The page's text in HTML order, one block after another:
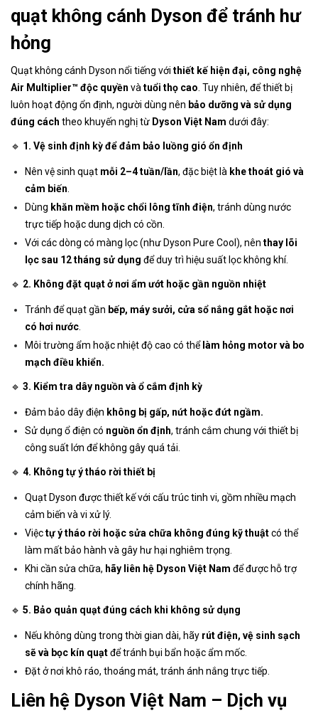
quạt không cánh Dyson để tránh hư
hỏng
Quạt không cánh Dyson nổi tiếng với thiết kế hiện đại, công nghệ
Air Multiplier™ độc quyền và tuổi thọ cao . Tuy nhiên, để thiết bị
luôn hoạt động ổn định, người dùng nên bảo dưỡng và sử dụng
đúng cách theo khuyến nghị từ Dyson Việt Nam dưới đây:
🔹 1. Vệ sinh định kỳ để đảm bảo luồng gió ổn định
Nên vệ sinh quạt mỗi 2–4 tuần/lần, đặc biệt là khe thoát gió và
cảm biến
Dùng khăn mềm hoặc chổi lông tĩnh điện, tránh dùng nước
trực tiếp hoặc dung dịch có cồn.
Với các dòng có màng lọc (như Dyson Pure Cool), nên thay lõi
lọc sau 12 tháng sử dụng để duy trì hiệu suất lọc không khí.
🔹 2. Không đặt quạt ở nơi ẩm ướt hoặc gần nguồn nhiệt
Tránh để quạt gần bếp, máy sưởi, cửa sổ nắng gắt hoặc nơi
có hơi nước
Môi trường ẩm hoặc nhiệt độ cao có thểlàm hỏng motor và bo
mạch điều khiển.
🔹 3. Kiểm tra dây nguồn và ổ cắm định kỳ
Đảm bảo dây điện không bị gấp, nứt hoặc đứt ngầm.
Sử dụng ổ điện có nguồn ổn định, tránh cắm chung với thiết bị
công suất lớn để không gây quá tải.
🔹 4. Không tự ý tháo rời thiết bị
Quạt Dyson được thiết kế với cấu trúc tinh vi, gồm nhiều mạch
cảm biến và vi xử lý.
Việctự ý tháo rời hoặc sửa chữa không đúng kỹ thuậtcó thể
làm mất bảo hành và gây hư hại nghiêm trọng.
Khi cần sửa chữa, hãy liên hệ Dyson Việt Nam để được hỗ trợ
chính hãng.
🔹 5. Bảo quản quạt đúng cách khi không sử dụng
Nếu không dùng trong thời gian dài, hãy rút điện, vệ sinh sạch
sẽ và bọc kín quạtđể tránh bụi bẩn hoặc ẩm mốc.
Đặt ở nơi khô ráo, thoáng mát, tránh ánh nắng trực tiếp.
Liên hệ Dyson Việt Nam – Dịch vụ